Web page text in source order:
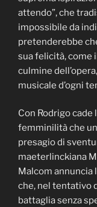
attendo”, che
impossibile da
pretenderebbe
sua felicità, come
culmine
musicale d’ogni
Con Rodrigo
femminilità che
presagio di
maeterlinckiana
Malcom annuncia
che, nel tentativo
battaglia senza